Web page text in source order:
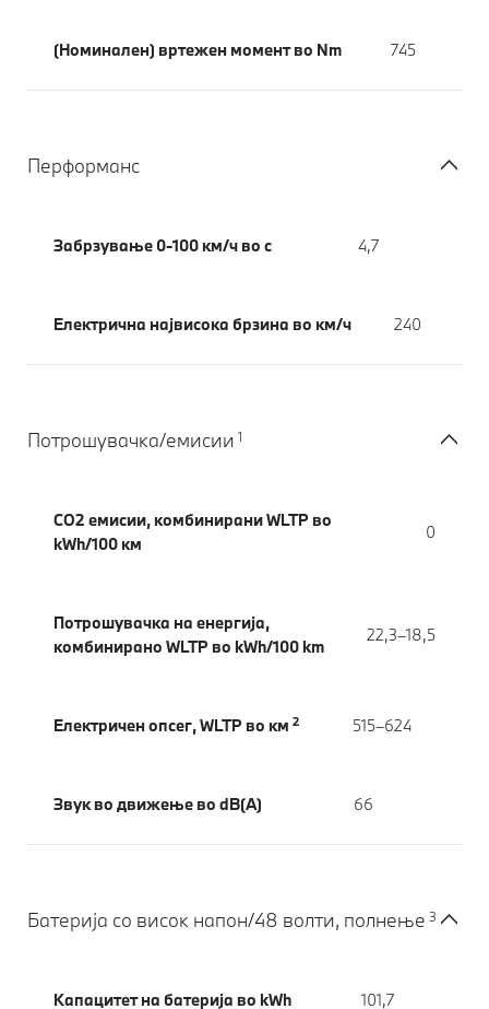
(Номинален) вртежен момент во Nm 745
Перформанс
Забрзување 0-100 км/ч во с 4,7
Електрична највисока брзина во км/ч 240
Потрошувачка/емисии 1
CO2 емисии, комбинирани WLTP во
kWh/100 км
0
Потрошувачка на енергија,
комбинирано WLTP во kWh/100 km
22,3–18,5
Електричен опсег, WLTP во км 2 515–624
Звук во движење во dB(A) 66
Батерија со висок напон/48 волти, полнење 3
Капацитет на батерија во kWh 101,7